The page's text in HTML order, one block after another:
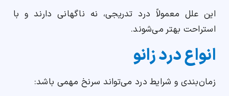
این علل معمولاً درد تدریجی، نه ناگهانی دارند و با
استراحت بهتر می‌شوند.
انواع درد زانو
زمان‌بندی و شرایط درد می‌تواند سرنخ مهمی باشد: